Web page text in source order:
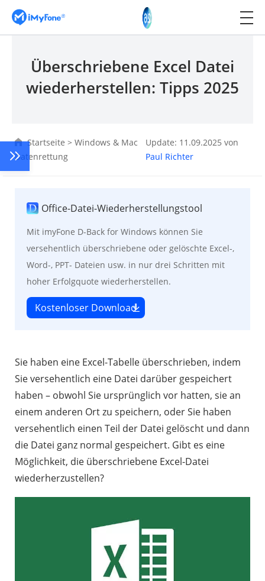
Überschriebene Excel Datei
wiederherstellen: Tipps 2025
Startseite > Windows & Mac
Datenrettung
Update: 11.09.2025 von
Paul Richter
Office-Datei-Wiederherstellungstool
Mit imyFone D-Back for Windows können Sie
versehentlich überschriebene oder gelöschte Excel-,
Word-, PPT- Dateien usw. in nur drei Schritten mit
hoher Erfolgquote wiederherstellen.
Kostenloser Download
Sie haben eine Excel-Tabelle überschrieben, indem
Sie versehentlich eine Datei darüber gespeichert
haben – obwohl Sie ursprünglich vor hatten, sie an
einem anderen Ort zu speichern, oder Sie haben
versehentlich einen Teil der Datei gelöscht und dann
die Datei ganz normal gespeichert. Gibt es eine
Möglichkeit, die überschriebene Excel-Datei
wiederherzustellen?